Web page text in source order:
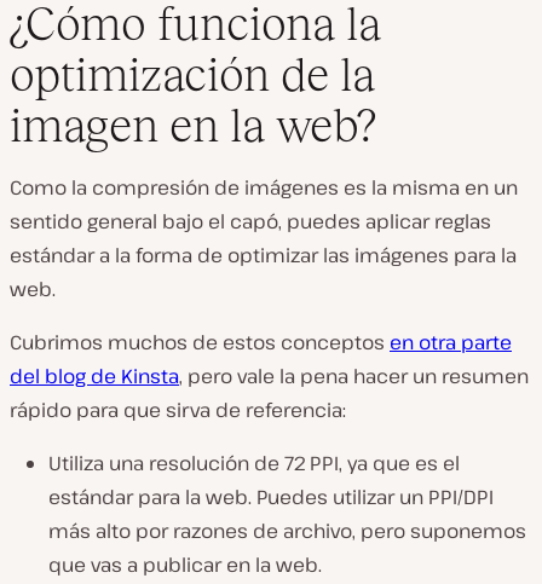
¿Cómo funciona la
optimización de la
imagen en la web?
Como la compresión de imágenes es la misma en un
sentido general bajo el capó, puedes aplicar reglas
estándar a la forma de optimizar las imágenes para la
web.
Cubrimos muchos de estos conceptos en otra parte
del blog de Kinsta, pero vale la pena hacer un resumen
rápido para que sirva de referencia:
Utiliza una resolución de 72 PPI, ya que es el
estándar para la web. Puedes utilizar un PPI/DPI
más alto por razones de archivo, pero suponemos
que vas a publicar en la web.